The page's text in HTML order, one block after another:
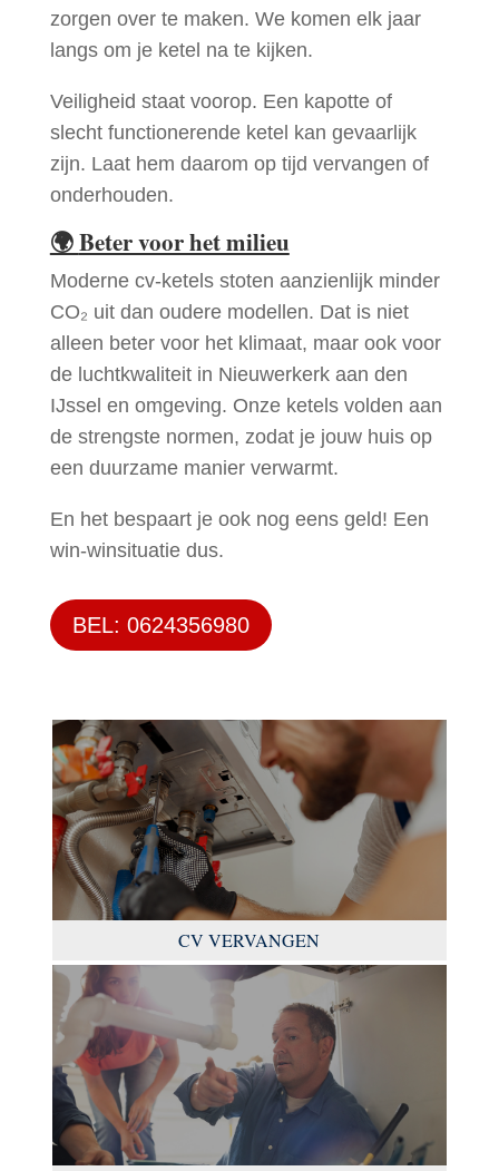
zorgen over te maken. We komen elk jaar
langs om je ketel na te kijken.
Veiligheid staat voorop. Een kapotte of
slecht functionerende ketel kan gevaarlijk
zijn. Laat hem daarom op tijd vervangen of
onderhouden.
🌍Beter voor het milieu
Moderne cv-ketels stoten aanzienlijk minder
CO₂ uit dan oudere modellen. Dat is niet
alleen beter voor het klimaat, maar ook voor
de luchtkwaliteit in Nieuwerkerk aan den
IJssel en omgeving. Onze ketels volden aan
de strengste normen, zodat je jouw huis op
een duurzame manier verwarmt.
En het bespaart je ook nog eens geld! Een
win-winsituatie dus.
BEL: 0624356980
CV VERVANGEN